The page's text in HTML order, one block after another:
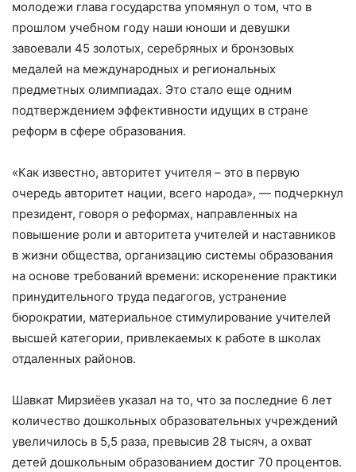
молодежи глава государства упомянул о том, что в
прошлом учебном году наши юноши и девушки
завоевали 45 золотых, серебряных и бронзовых
медалей на международных и региональных
предметных олимпиадах. Это стало еще одним
подтверждением эффективности идущих в стране
реформ в сфере образования.
«Как известно, авторитет учителя – это в первую
очередь авторитет нации, всего народа», — подчеркнул
президент, говоря о реформах, направленных на
повышение роли и авторитета учителей и наставников
в жизни общества, организацию системы образования
на основе требований времени: искоренение практики
принудительного труда педагогов, устранение
бюрократии, материальное стимулирование учителей
высшей категории, привлекаемых к работе в школах
отдаленных районов.
Шавкат Мирзиёев указал на то, что за последние 6 лет
количество дошкольных образовательных учреждений
увеличилось в 5,5 раза, превысив 28 тысяч, а охват
детей дошкольным образованием достиг 70 процентов.